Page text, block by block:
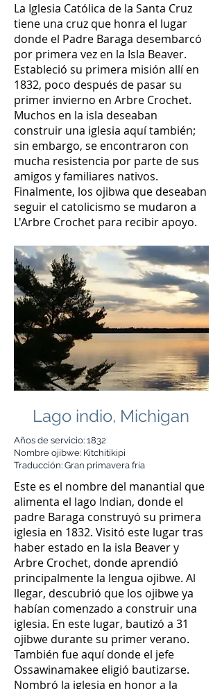
La Iglesia Católica de la Santa Cruz
tiene una cruz que honra el lugar
donde el Padre Baraga desembarcó
por primera vez en la Isla Beaver.
Estableció su primera misión allí en
1832, poco después de pasar su
primer invierno en Arbre Crochet.
Muchos en la isla deseaban
construir una iglesia aquí también;
sin embargo, se encontraron con
mucha resistencia por parte de sus
amigos y familiares nativos.
Finalmente, los ojibwa que deseaban
seguir el catolicismo se mudaron a
L'Arbre Crochet para recibir apoyo.
Lago indio, Michigan
Años de servicio: 1832
Nombre ojibwe: Kitchitikipi
Traducción: Gran primavera fría
Este es el nombre del manantial que
alimenta el lago Indian, donde el
padre Baraga construyó su primera
iglesia en 1832. Visitó este lugar tras
haber estado en la isla Beaver y
Arbre Crochet, donde aprendió
principalmente la lengua ojibwe. Al
llegar, descubrió que los ojibwe ya
habían comenzado a construir una
iglesia. En este lugar, bautizó a 31
ojibwe durante su primer verano.
También fue aquí donde el jefe
Ossawinamakee eligió bautizarse.
Nombró la iglesia en honor a la